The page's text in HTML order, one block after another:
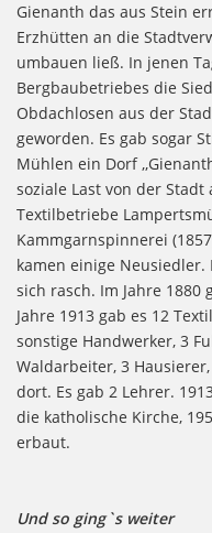
Gienanth das aus Stein
Erzhütten an die
umbauen ließ. In jenen
Bergbaubetriebes die
Obdachlosen aus der
geworden. Es gab sogar
Mühlen ein Dorf
soziale Last von der
Textilbetriebe
Kammgarnspinnerei
kamen einige
sich rasch. Im Jahre 1880
Jahre 1913 gab es 12
sonstige Handwerker, 3
Waldarbeiter, 3
dort. Es gab 2 Lehrer.
die katholische Kirche,
erbaut.
Und so ging`s weiter